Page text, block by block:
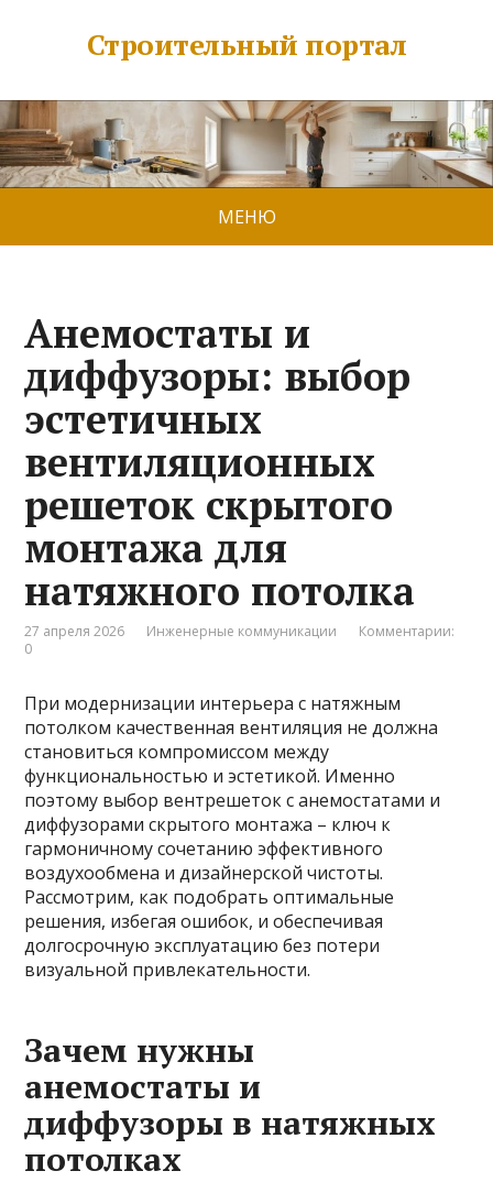
Строительный портал
МЕНЮ
Анемостаты и
диффузоры: выбор
эстетичных
вентиляционных
решеток скрытого
монтажа для
натяжного потолка
27 апреля 2026 Инженерные коммуникации
Комментарии:
0
При модернизации интерьера с натяжным
потолком качественная вентиляция не должна
становиться компромиссом между
функциональностью и эстетикой. Именно
поэтому выбор вентрешеток с анемостатами и
диффузорами скрытого монтажа – ключ к
гармоничному сочетанию эффективного
воздухообмена и дизайнерской чистоты.
Рассмотрим, как подобрать оптимальные
решения, избегая ошибок, и обеспечивая
долгосрочную эксплуатацию без потери
визуальной привлекательности.
Зачем нужны
анемостаты и
диффузоры в натяжных
потолках